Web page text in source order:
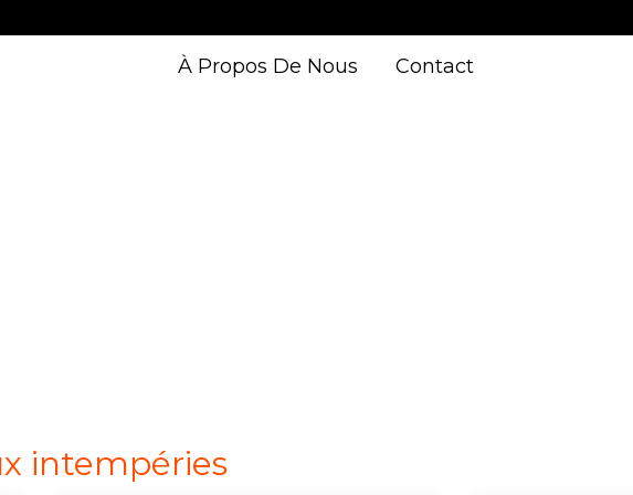
À Propos De Nous Contact
intempéries